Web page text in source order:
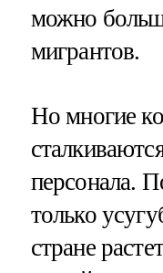
можно
мигрантов.
Но многие
персонала.
только
стране